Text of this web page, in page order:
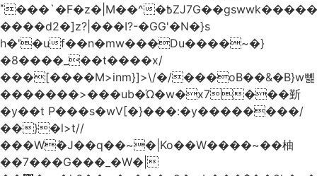
˟���`�F�z�|M��^�߿ZJ7G��gswwk������j��
����d2�]z?|���I?-�GG'�N�}s
h�'�uf��n�mw���Du����~�}
�8����_��t����x/
���[����M>inm}]>\/�/���oB��&�B}w뼱
�������>���ub�Ώ�w�x7���斳
�y��t P���s�wV[�}���:�y��������/
��}�l>t//
���Wٝ�J��q��~�|Ko��W����~��柚
��7���G���_�W�|